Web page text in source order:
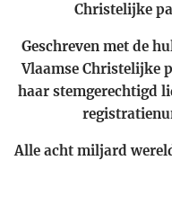
Christelijke
Geschreven met de
Vlaamse Christelijke
haar stemgerechtigd
Alle acht miljard